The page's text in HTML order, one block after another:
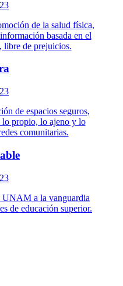
de la salud física,
basada en el
libre de prejuicios.
de espacios seguros,
propio, lo ajeno y lo
comunitarias.
UNAM a la vanguardia
de educación superior.